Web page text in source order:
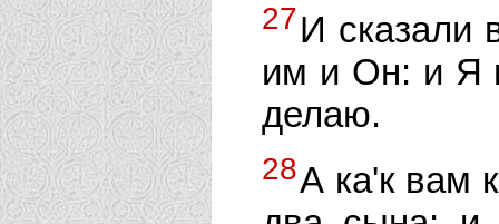
27И сказали
им и Он: и Я
делаю.
28А ка'к вам